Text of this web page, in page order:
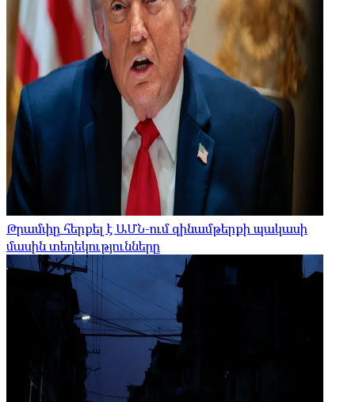
Թրամփը հերքել է ԱՄՆ-ում զինամթերքի պակասի
մասին տեղեկությունները